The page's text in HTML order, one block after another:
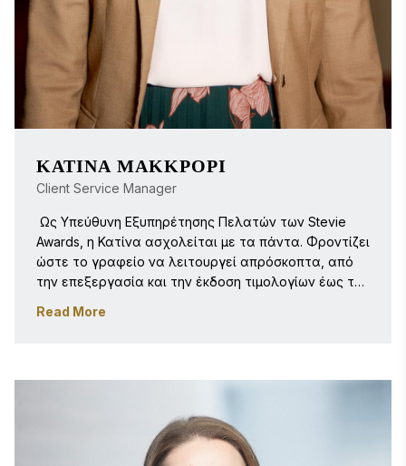
ΚΑΤΊΝΑ ΜΑΚΚΡΌΡΙ
Client Service Manager
Ως Υπεύθυνη Εξυπηρέτησης Πελατών των Stevie
Awards, η Κατίνα ασχολείται με τα πάντα. Φροντίζει
ώστε το γραφείο να λειτουργεί απρόσκοπτα, από
την επεξεργασία και την έκδοση τιμολογίων έως τη
την επεξεργασία των παραγγελιών του
διάφορους τομείς για τους εννέα διαγωνισμούς των
Η Κατίνα είναι κάτοχος πτυχίου Bachelor of Arts στο
Read More